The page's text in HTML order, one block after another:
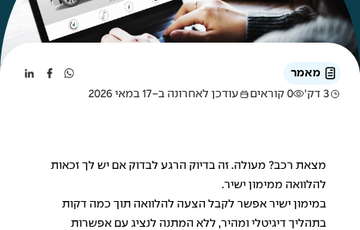
מאמר
3 דק'
0 קוראים עודכן לאחרונה ב-17 במאי 2026
מצאת רכב? מעולה. זה בדיוק הרגע לבדוק אם יש לך זכאות
להלוואה ממימון ישיר.
במימון ישיר אפשר לקבל הצעה להלוואה תוך כמה דקות
בתהליך דיגיטלי ומהיר, ללא המתנה לנציג עם אפשרות